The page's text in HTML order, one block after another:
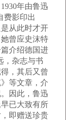
年由鲁迅
费影印出
从此时才开
曾应史沫特
介绍德国进
，杂志与书
，其后又曾
等文章，介
因此，鲁迅
已大致有所
即赠送珍贵